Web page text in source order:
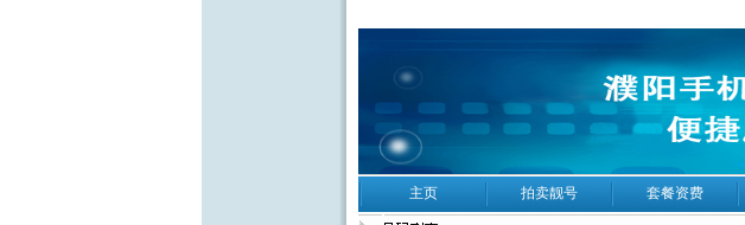
主页 拍卖靓号 套餐资费